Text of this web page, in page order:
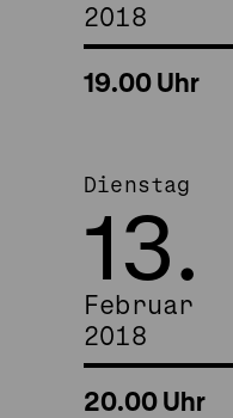
2018
19.00 Uhr
Dienstag
13.
Februar
2018
20.00 Uhr